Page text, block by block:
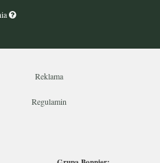
Reklama
Regulamin